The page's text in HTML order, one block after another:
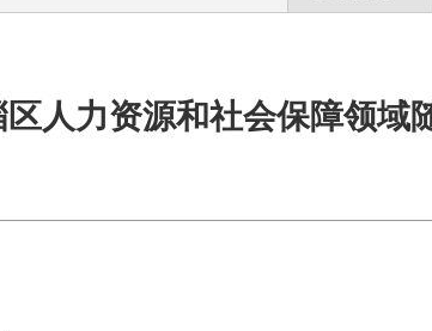
区人力资源和社会保障领域